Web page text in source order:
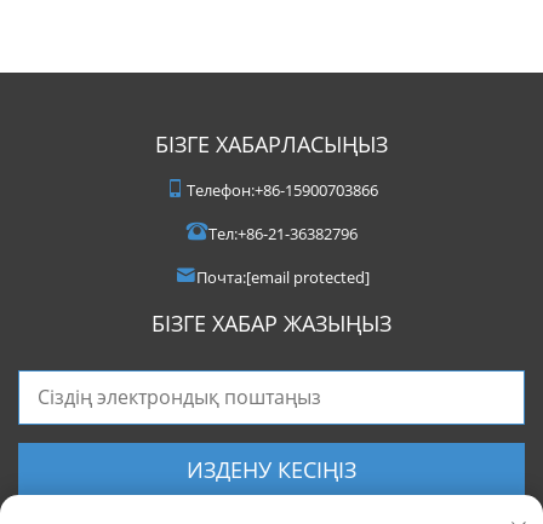
БІЗГЕ ХАБАРЛАСЫҢЫЗ
Телефон:+86-15900703866
Тел:+86-21-36382796
Почта:[email protected]
БІЗГЕ ХАБАР ЖАЗЫҢЫЗ
ИЗДЕНУ КЕСІҢІЗ